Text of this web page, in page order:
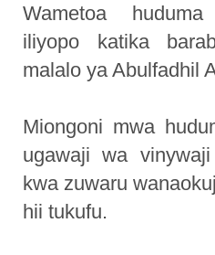
Wametoa
iliyopo katika
malalo ya Abulfadhil
Miongoni mwa
ugawaji wa
kwa zuwaru
hii tukufu.